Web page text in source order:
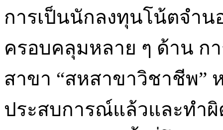
การเป็นนักลงทุนโน้ตจำ
ครอบคลุมหลาย ๆ ด้าน ก
สาขา “สหสาขาวิชาชีพ”
ประสบการณ์แล้วและทำ